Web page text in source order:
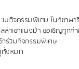
มกิจกรรมพิเศษ ไนท์ซาฟา
ล่าเขาแผงม้า ขอเชิญทุกท่
าร่วมกิจกรรมพิเศษ
งหมด